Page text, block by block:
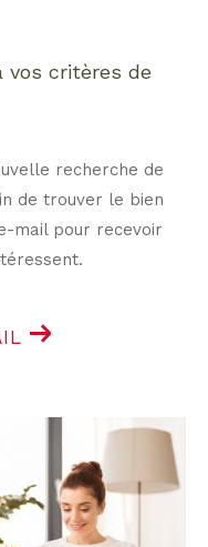
recherche de
de trouver le bien
mail pour recevoir